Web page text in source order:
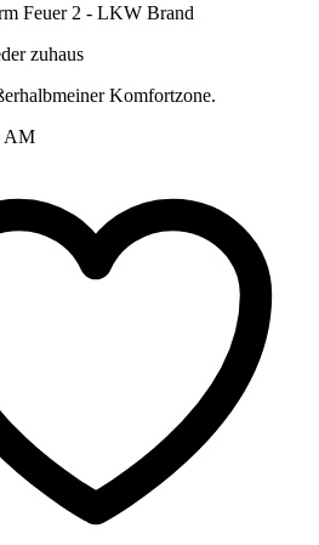
Feuer 2 - LKW Brand
zuhaus
Komfortzone.
AM